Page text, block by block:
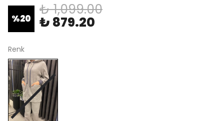
%20
₺ 1,099.00
₺ 879.20
Renk